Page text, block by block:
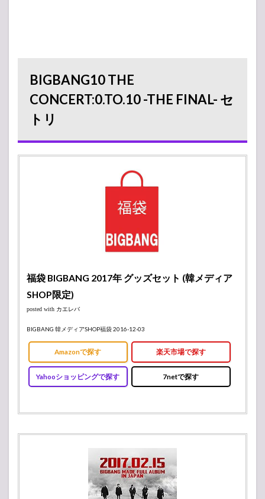
BIGBANG10 THE
CONCERT:0.TO.10 -THE FINAL- セ
トリ
福袋 BIGBANG 2017年 グッズセット (韓メディア
SHOP限定)
posted with カエレバ
BIGBANG 韓メディアSHOP福袋 2016-12-03
Amazonで探す 楽天市場で探す
Yahooショッピングで探す 7netで探す